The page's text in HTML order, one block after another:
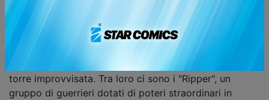
senza precedenti, l'aria sulla Terra è diventata
irrespirabile, e creature ostili e mostruose note come
"Wendigos" si sono diffuse prendendo il controllo del
pianeta, attaccando ogni forma di vita umana e
costringendo i pochi sopravvissuti a rifugiarsi in una
torre improvvisata. Tra loro ci sono i "Ripper", un
gruppo di guerrieri dotati di poteri straordinari in